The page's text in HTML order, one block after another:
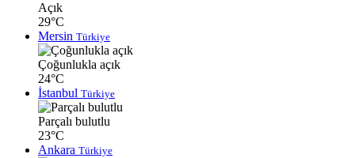
Açık
29°C
Mersin Türkiye
Çoğunlukla açık
24°C
İstanbul Türkiye
Parçalı bulutlu
23°C
Ankara Türkiye